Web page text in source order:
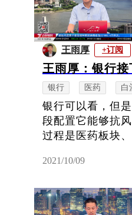
王雨厚 +订阅
王雨厚：银行
银行 医药 白
银行可以看，但
段配置它能够抗
过程是医药板块
2021/10/09